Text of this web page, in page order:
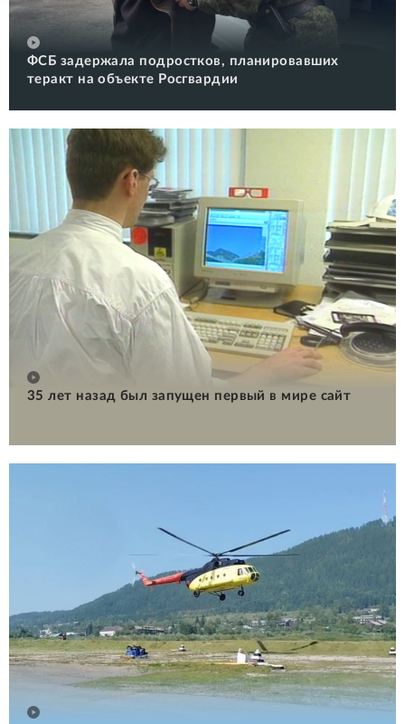
ФСБ задержала подростков, планировавших
теракт на объекте Росгвардии
35 лет назад был запущен первый в мире сайт